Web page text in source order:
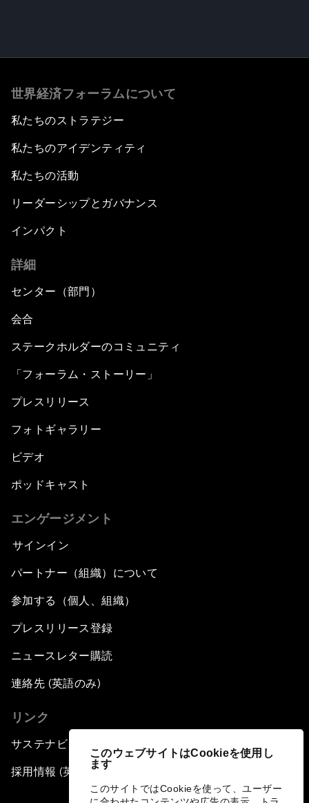
このウェブサイトはCookieを使用し
ます
このサイトではCookieを使って、ユーザー
世界経済フォーラムについて
私たちのストラテジー
私たちのアイデンティティ
私たちの活動
リーダーシップとガバナンス
インパクト
詳細
センター（部門）
会合
ステークホルダーのコミュニティ
「フォーラム・ストーリー」
プレスリリース
フォトギャラリー
ビデオ
ポッドキャスト
エンゲージメント
サインイン
パートナー（組織）について
参加する（個人、組織）
プレスリリース登録
ニュースレター購読
連絡先 (英語のみ)
リンク
サステナビリティへの取り組み
採用情報 (英語のみ)